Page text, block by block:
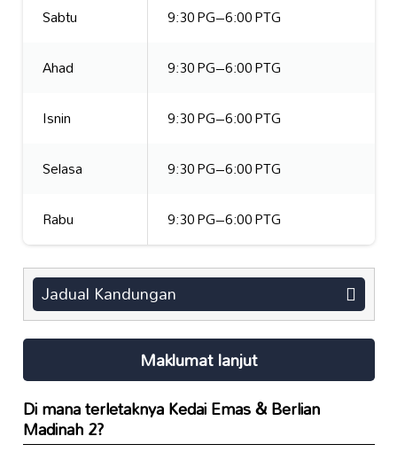
Sabtu
9:30 PG–6:00 PTG
Ahad
9:30 PG–6:00 PTG
Isnin
9:30 PG–6:00 PTG
Selasa
9:30 PG–6:00 PTG
Rabu
9:30 PG–6:00 PTG
Jadual Kandungan
Maklumat lanjut
Di mana terletaknyaKedai Emas & Berlian
Madinah 2?